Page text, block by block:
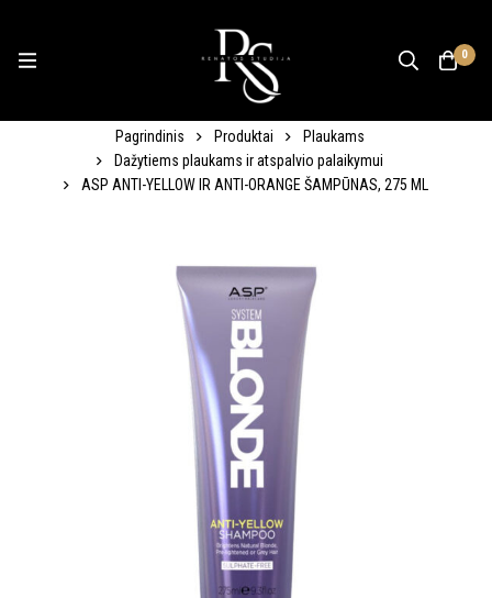
0
Pagrindinis Produktai
Plaukams
Dažytiems plaukams ir atspalvio palaikymui
ASP ANTI-YELLOW IR ANTI-ORANGE ŠAMPŪNAS, 275 ML